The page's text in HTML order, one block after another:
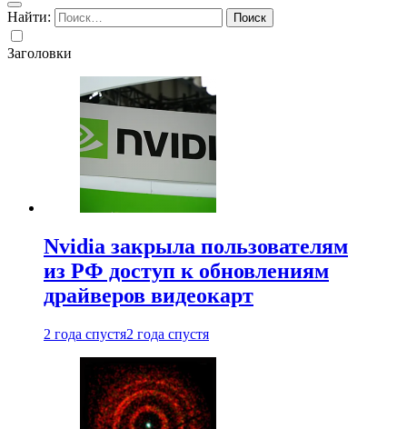
Найти:
Заголовки
Nvidia закрыла пользователям
из РФ доступ к обновлениям
драйверов видеокарт
2 года спустя2 года спустя